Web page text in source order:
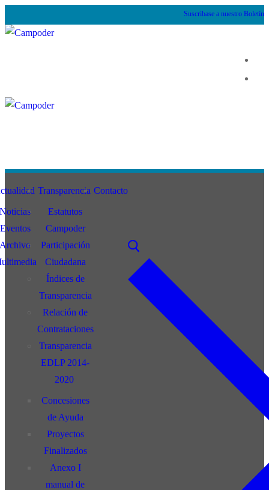
Suscribase a nuestro Boletín
Noticias
Eventos
Archivo
Transparencia
Estatutos
Campoder
Participación
Ciudadana
Índices de
Transparencia
Relación de
Contrataciones
Transparencia
EDLP 2014-
2020
Concesiones
de Ayuda
Proyectos
Finalizados
Anexo I
manual de
Contacto